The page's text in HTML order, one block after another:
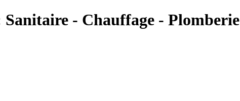
- Chauffage - Plomberie